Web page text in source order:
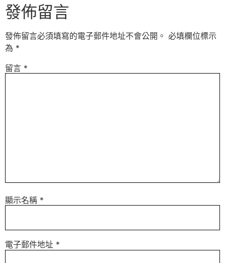
發佈留言
發佈留言必須填寫的電子郵件地址不會公開。 必填欄位標示
為 *
留言 *
顯示名稱 *
電子郵件地址 *